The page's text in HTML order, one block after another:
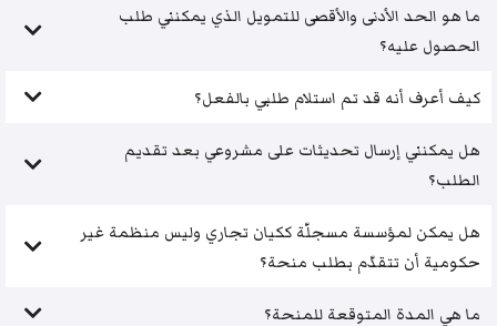
ما هو الحد الأدنى والأقصى للتمويل الذي يمكنني طلب
الحصول عليه؟
كيف أعرف أنه قد تم استلام طلبي بالفعل؟
هل يمكنني إرسال تحديثات على مشروعي بعد تقديم
الطلب؟
هل يمكن لمؤسسة مسجلّة ككيان تجاري وليس منظمة غير
حكومية أن تتقدّم بطلب منحة؟
ما هي المدة المتوقعة للمنحة؟